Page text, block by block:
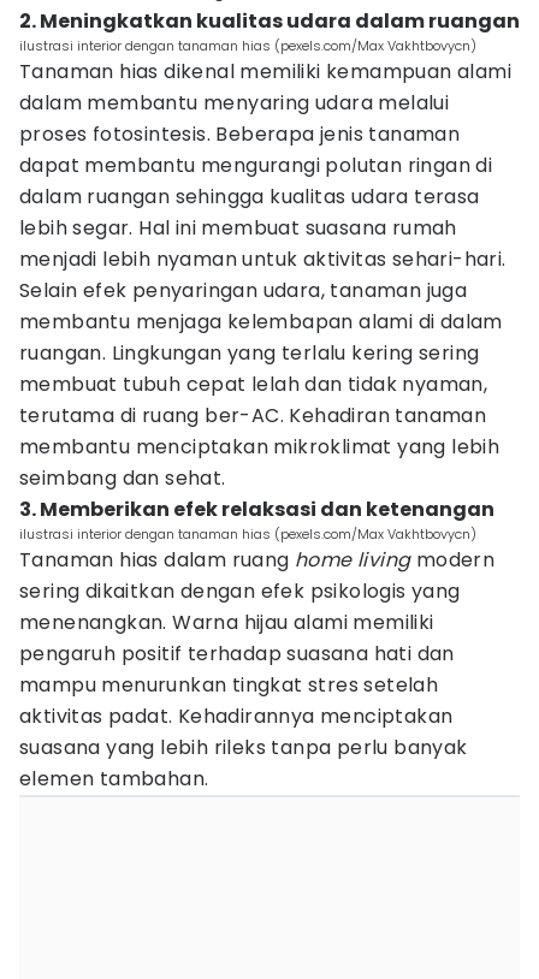
2. Meningkatkan kualitas udara dalam ruangan
ilustrasi interior dengan tanaman hias (pexels.com/Max Vakhtbovycn)
Tanaman hias dikenal memiliki kemampuan alami
dalam membantu menyaring udara melalui
proses fotosintesis. Beberapa jenis tanaman
dapat membantu mengurangi polutan ringan di
dalam ruangan sehingga kualitas udara terasa
lebih segar. Hal ini membuat suasana rumah
menjadi lebih nyaman untuk aktivitas sehari-hari.
Selain efek penyaringan udara, tanaman juga
membantu menjaga kelembapan alami di dalam
ruangan. Lingkungan yang terlalu kering sering
membuat tubuh cepat lelah dan tidak nyaman,
terutama di ruang ber-AC. Kehadiran tanaman
membantu menciptakan mikroklimat yang lebih
seimbang dan sehat.
3. Memberikan efek relaksasi dan ketenangan
ilustrasi interior dengan tanaman hias (pexels.com/Max Vakhtbovycn)
Tanaman hias dalam ruang home livingmodern
sering dikaitkan dengan efek psikologis yang
menenangkan. Warna hijau alami memiliki
pengaruh positif terhadap suasana hati dan
mampu menurunkan tingkat stres setelah
aktivitas padat. Kehadirannya menciptakan
suasana yang lebih rileks tanpa perlu banyak
elemen tambahan.